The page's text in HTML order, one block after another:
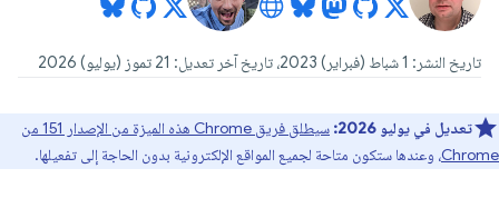
تاريخ النشر: 1 شباط (فبراير) 2023، تاريخ آخر تعديل: 21 تموز (يوليو) 2026
تعديل في يوليو 2026:
سيطلق فريق Chrome هذه الميزة من الإصدار 151 من
Chrome، وعندها ستكون متاحة لجميع المواقع الإلكترونية بدون الحاجة إلى تفعيلها.